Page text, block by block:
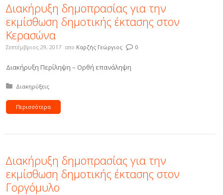
∆ιακήρυξη δηµοπρασίας για την
εκµίσθωση δηµοτικής έκτασης στον
Κερασώνα
Σεπτέμβριος 29, 2017 απο Καρζής Γεώργιος 0
Διακήρυξη Περίληψη – Ορθή επανάληψη
Δημοσιεύτηκε σε:
Διακηρύξεις
Περισσότερα
∆ιακήρυξη δηµοπρασίας για την
εκµίσθωση δηµοτικής έκτασης στον
Γοργόμυλο